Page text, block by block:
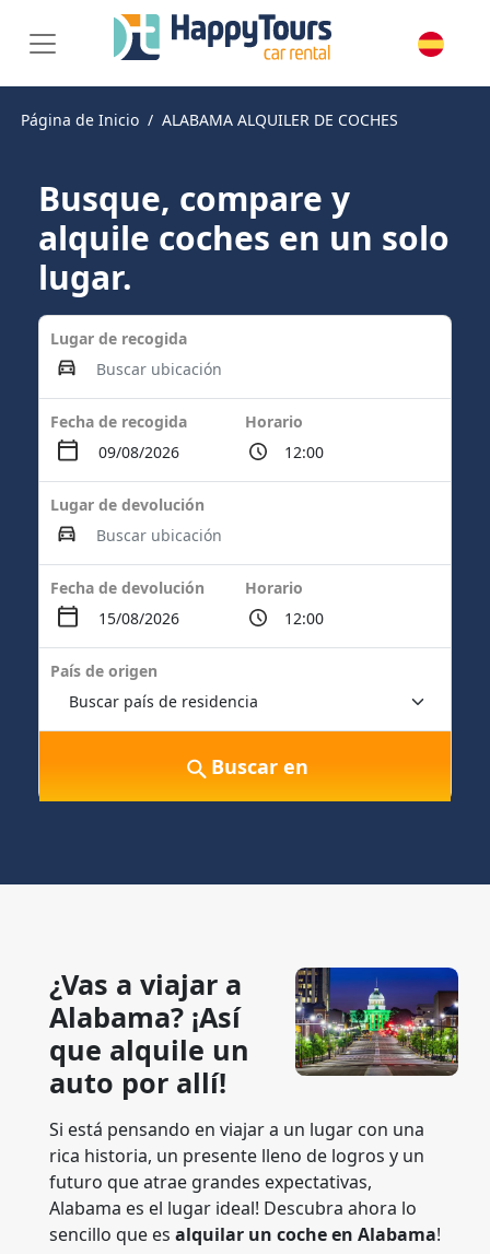
Página de Inicio ALABAMA ALQUILER DE COCHES
Busque, compare y
alquile coches en un solo
lugar.
Lugar de recogida
Fecha de recogida Horario
Lugar de devolución
Fecha de devolución Horario
País de origen
Buscar en
¿Vas a viajar a
Alabama? ¡Así
que alquile un
auto por allí!
Si está pensando en viajar a un lugar con una
rica historia, un presente lleno de logros y un
futuro que atrae grandes expectativas,
Alabama es el lugar ideal! Descubra ahora lo
sencillo que es alquilar un coche en Alabama!